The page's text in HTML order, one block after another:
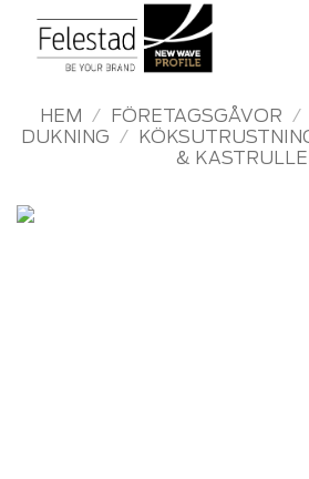
content
HEM / FÖRETAGSGÅVOR /
DUKNING /
&